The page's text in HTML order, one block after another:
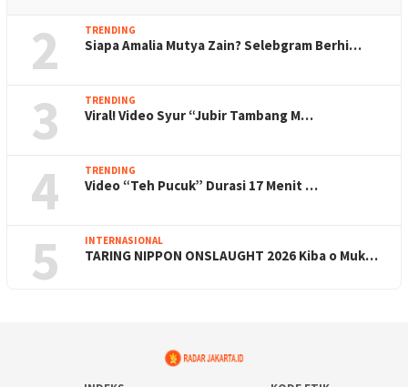
2 TRENDING
Siapa Amalia Mutya Zain? Selebgram Berhi…
3 TRENDING
Viral! Video Syur “Jubir Tambang M…
4 TRENDING
Video “Teh Pucuk” Durasi 17 Menit …
5 INTERNASIONAL
TARING NIPPON ONSLAUGHT 2026 Kiba o Muk…